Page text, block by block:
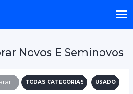
Novos E Seminovos
TODAS CATEGORIAS USADO